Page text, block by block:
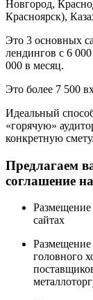
Новгород,
Красноярск),
Это 3 основных
лендингов с 6
000 в месяц.
Это более 7 500
Идеальный
«горячую»
конкретную смету.
Предлагаем
соглашение
сайтах
головного